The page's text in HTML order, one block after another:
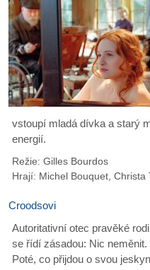
vstoupí mladá dívka a starý
energií.
Režie: Gilles Bourdos
Hrají: Michel Bouquet,
Croodsovi
Autoritativní otec pravěké
se řídí zásadou: Nic neměnit.
Poté, co přijdou o svou